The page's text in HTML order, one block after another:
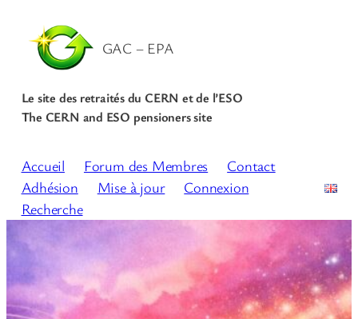
GAC – EPA
Le site des retraités du CERN et de l’ESO
The CERN and ESO pensioners site
Accueil Forum des Membres
Contact
Adhésion
Mise à jour
Connexion
Recherche